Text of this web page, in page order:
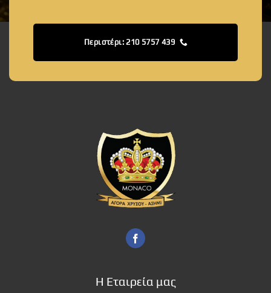
Περιστέρι: 210 5757 439
Η Εταιρεία μας